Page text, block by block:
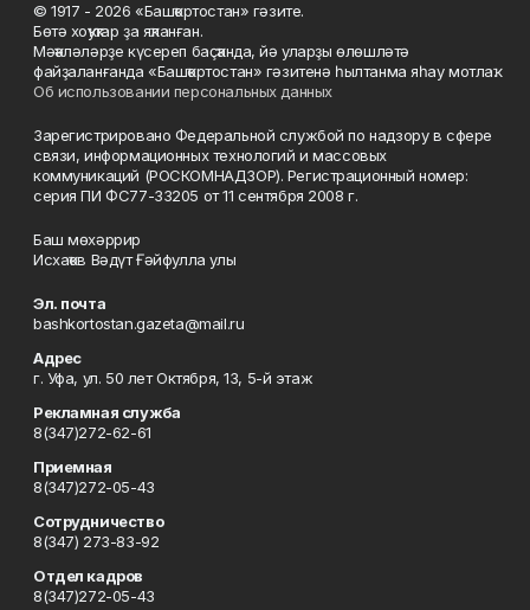
© 1917 - 2026 «Башҡортостан» гәзите.
Бөтә хоҡуҡтар ҙа яҡланған.
Мәҡәләләрҙе күсереп баҫҡанда, йә уларҙы өлөшләтә
файҙаланғанда «Башҡортостан» гәзитенә һылтанма яһау мотлаҡ.
Об использовании персональных данных
Зарегистрировано Федеральной службой по надзору в сфере
связи, информационных технологий и массовых
коммуникаций (РОСКОМНАДЗОР). Регистрационный номер:
серия ПИ ФС77-33205 от 11 сентября 2008 г.
Баш мөхәррир
Исхаҡов Вәдүт Ғәйфулла улы
Эл. почта
bashkortostan.gazeta@mail.ru
Адрес
г. Уфа, ул. 50 лет Октября, 13, 5-й этаж
Рекламная служба
8(347)272-62-61
Приемная
8(347)272-05-43
Сотрудничество
8(347) 273-83-92
Отдел кадров
8(347)272-05-43